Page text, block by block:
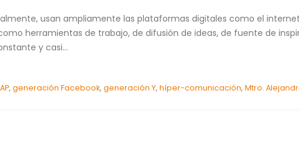
usan ampliamente las plataformas digitales como el
herramientas de trabajo, de difusión de ideas, de fuente de
y casi...
, generación Facebook, generación Y, híper-comunicación, Mtro.